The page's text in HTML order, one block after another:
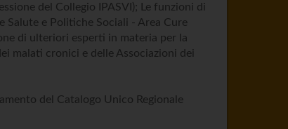
del Collegio IPASVI); Le funzioni di
Salute e Politiche Sociali - Area Cure
di ulteriori esperti in materia per la
malati cronici e delle Associazioni dei
del Catalogo Unico Regionale